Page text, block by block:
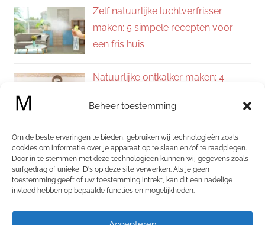
Beheer toestemming
Om de beste ervaringen te bieden, gebruiken wij technologieën zoals
cookies om informatie over je apparaat op te slaan en/of te raadplegen.
Door in te stemmen met deze technologieën kunnen wij gegevens zoals
surfgedrag of unieke ID's op deze site verwerken. Als je geen
toestemming geeft of uw toestemming intrekt, kan dit een nadelige
invloed hebben op bepaalde functies en mogelijkheden.
Zelf natuurlijke luchtverfrisser
maken: 5 simpele recepten voor
een fris huis
Natuurlijke ontkalker maken: 4
kalkvrij huis
Zelf allesreiniger maken: 4
natuurlijke recepten voor een
schoon en fris huis